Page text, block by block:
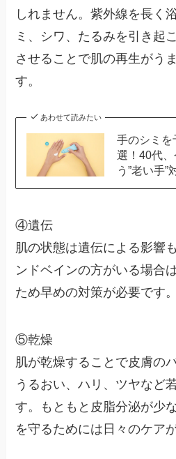
しれません。紫外線を長く
ミ、シワ、たるみを引き起
させることで肌の再生がう
す。
あわせて読みたい
手のシミを
選！40代
う”老い手”
④遺伝
肌の状態は遺伝による影響
ンドベインの方がいる場合
ため早めの対策が必要です。
⑤乾燥
肌が乾燥することで皮膚の
うるおい、ハリ、ツヤなど
す。もともと皮脂分泌が少
を守るためには日々のケア